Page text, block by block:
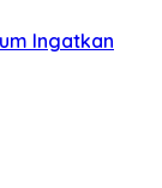
Ingatkan